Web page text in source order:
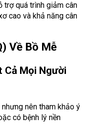
trợ quá trình giảm cân
cao và khả năng cân
Về Bồ Mễ
Cả Mọi Người
nên tham khảo ý
có bệnh lý nền